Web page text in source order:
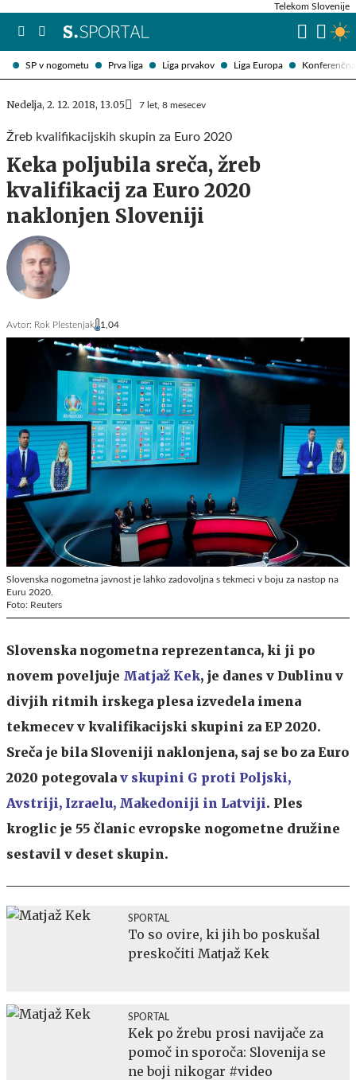
SP v nogometu Prva liga Liga prvakov Liga Europa
Telekom Slovenije
Nedelja, 2. 12. 2018, 13.05 7 let, 8 mesecev
Žreb kvalifikacijskih skupin za Euro 2020
Keka poljubila sreča, žreb
kvalifikacij za Euro 2020
naklonjen Sloveniji
Avtor: Rok Plestenjak 1,04
Slovenska nogometna javnost je lahko zadovoljna s tekmeci v boju za nastop na
Euru 2020.
Foto: Reuters
Slovenska nogometna reprezentanca, ki ji po
novem poveljuje Matjaž Kek, je danes v Dublinu v
divjih ritmih irskega plesa izvedela imena
tekmecev v kvalifikacijski skupini za EP 2020.
Sreča je bila Sloveniji naklonjena, saj se bo za Euro
2020 potegovala v skupini G proti Poljski,
Avstriji, Izraelu, Makedoniji in Latviji. Ples
kroglic je 55 članic evropske nogometne družine
sestavil v deset skupin.
SPORTAL
To so ovire, ki jih bo poskušal
preskočiti Matjaž Kek
SPORTAL
Kek po žrebu prosi navijače za
pomoč in sporoča: Slovenija se
ne boji nikogar #video